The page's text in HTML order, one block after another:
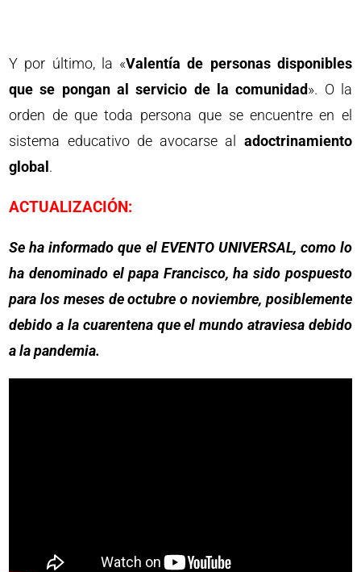
Y por último, la «Valentía de personas disponibles
que se pongan al servicio de la comunidad». O la
orden de que toda persona que se encuentre en el
sistema educativo de avocarse al adoctrinamiento
global .
ACTUALIZACIÓN:
Se ha informado que el EVENTO UNIVERSAL, como lo
ha denominado el papa Francisco, ha sido pospuesto
para los meses de octubre o noviembre, posiblemente
debido a la cuarentena que el mundo atraviesa debido
a la pandemia.